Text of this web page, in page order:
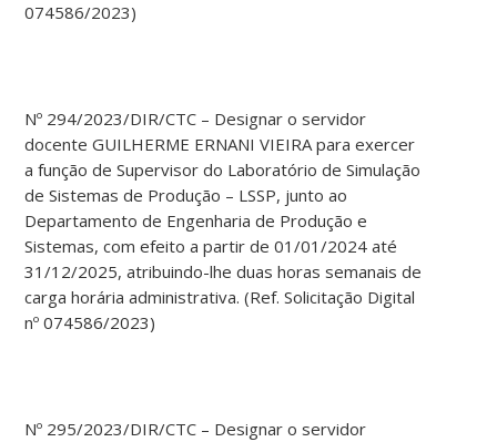
074586/2023)
Nº 294/2023/DIR/CTC – Designar o servidor
docente GUILHERME ERNANI VIEIRA para exercer
a função de Supervisor do Laboratório de Simulação
de Sistemas de Produção – LSSP, junto ao
Departamento de Engenharia de Produção e
Sistemas, com efeito a partir de 01/01/2024 até
31/12/2025, atribuindo-lhe duas horas semanais de
carga horária administrativa. (Ref. Solicitação Digital
nº 074586/2023)
Nº 295/2023/DIR/CTC – Designar o servidor